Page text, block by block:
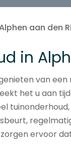
aan den
in
van
het u aan
ervoor